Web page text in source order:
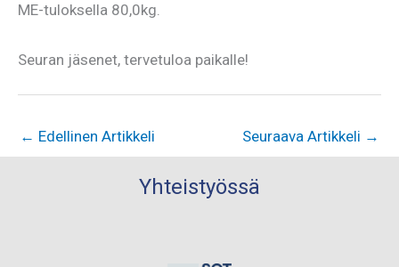
ME-tuloksella 80,0kg.
Seuran jäsenet, tervetuloa paikalle!
← Edellinen Artikkeli Seuraava Artikkeli →
Yhteistyössä